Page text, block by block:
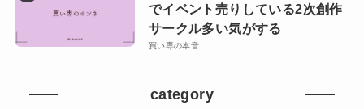
でイベント売りしている2次創作
サークル多い気がする
買い専の本音
category